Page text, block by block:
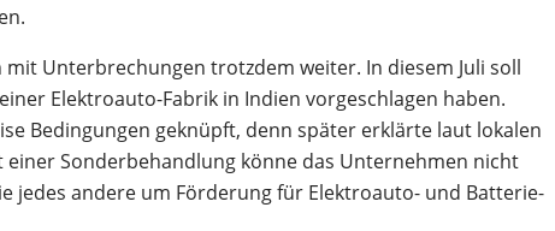
Unterbrechungen trotzdem weiter. In diesem Juli soll
Elektroauto-Fabrik in Indien vorgeschlagen haben.
Bedingungen geknüpft, denn später erklärte laut lokalen
einer Sonderbehandlung könne das Unternehmen nicht
jedes andere um Förderung für Elektroauto- und Batterie-